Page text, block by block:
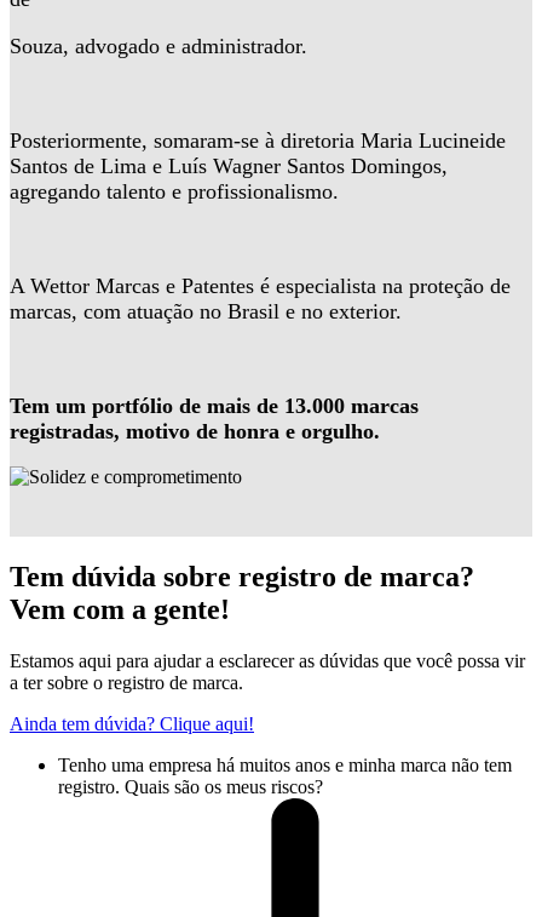
Souza, advogado e administrador.
Posteriormente, somaram-se à diretoria Maria Lucineide
Santos de Lima e Luís Wagner Santos Domingos,
agregando talento e profissionalismo.
A Wettor Marcas e Patentes é especialista na proteção de
marcas, com atuação no Brasil e no exterior.
Tem um portfólio de mais de 13.000 marcas
registradas, motivo de honra e orgulho.
Tem dúvida sobre registro de marca?
Vem com a gente!
Estamos aqui para ajudar a esclarecer as dúvidas que você possa vir
a ter sobre o registro de marca.
Ainda tem dúvida? Clique aqui!
Tenho uma empresa há muitos anos e minha marca não tem
registro. Quais são os meus riscos?